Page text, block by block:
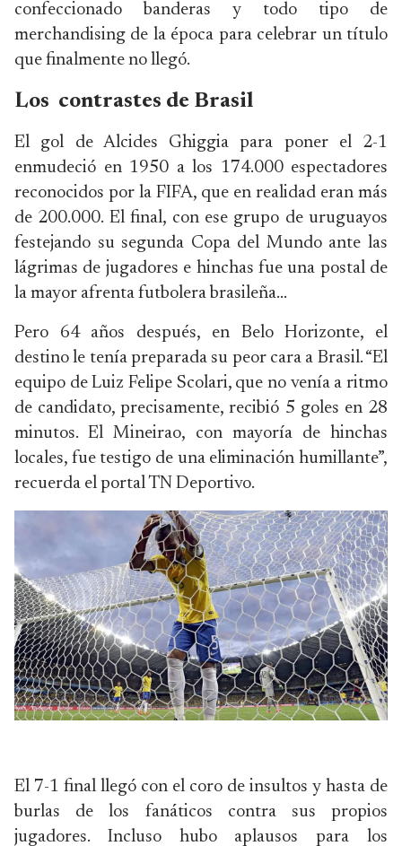
confeccionado banderas y todo tipo de
merchandising de la época para celebrar un título
que finalmente no llegó.
Los contrastes de Brasil
El gol de Alcides Ghiggia para poner el 2-1
enmudeció en 1950 a los 174.000 espectadores
reconocidos por la FIFA, que en realidad eran más
de 200.000. El final, con ese grupo de uruguayos
festejando su segunda Copa del Mundo ante las
lágrimas de jugadores e hinchas fue una postal de
la mayor afrenta futbolera brasileña…
Pero 64 años después, en Belo Horizonte, el
destino le tenía preparada su peor cara a Brasil. “El
equipo de Luiz Felipe Scolari, que no venía a ritmo
de candidato, precisamente, recibió 5 goles en 28
minutos. El Mineirao, con mayoría de hinchas
locales, fue testigo de una eliminación humillante”,
recuerda el portal TN Deportivo.
El 7-1 final llegó con el coro de insultos y hasta de
burlas de los fanáticos contra sus propios
jugadores. Incluso hubo aplausos para los